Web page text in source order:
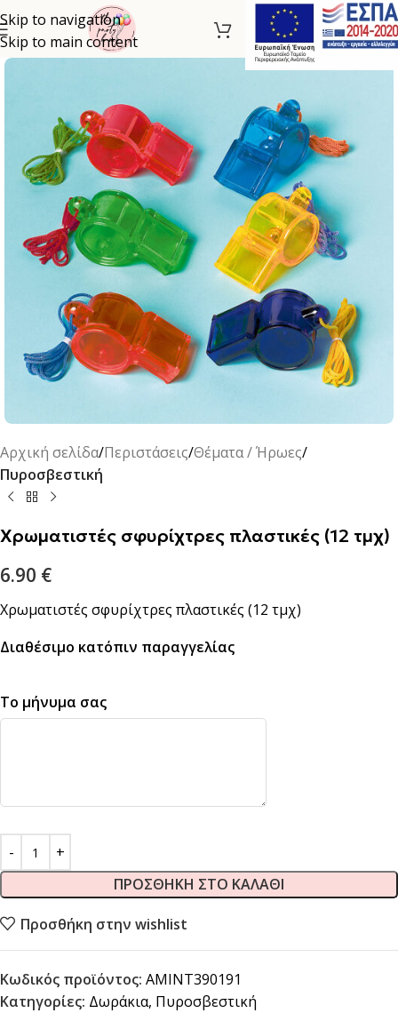
Skip to navigation
Skip to main content
Αρχική σελίδα Περιστάσεις Θέματα / Ήρωες
Πυροσβεστική
Χρωματιστές σφυρίχτρες πλαστικές (12 τμχ)
6.90 €
Χρωματιστές σφυρίχτρες πλαστικές (12 τμχ)
Διαθέσιμο κατόπιν παραγγελίας
Το μήνυμα σας
ΠΡΟΣΘΉΚΗ ΣΤΟ ΚΑΛΆΘΙ
Προσθήκη στην wishlist
Κωδικός προϊόντος: AMINT390191
Κατηγορίες: Δωράκια, Πυροσβεστική